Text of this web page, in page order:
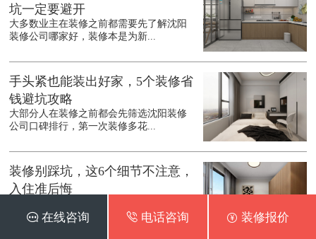
坑一定要避开
大多数业主在装修之前都需要先了解沈阳
装修公司哪家好，装修本是为新...
手头紧也能装出好家，5个装修省
钱避坑攻略
大部分人在装修之前都会先筛选沈阳装修
公司口碑排行，第一次装修多花...
装修别踩坑，这6个细节不注意，
入住准后悔
最好的是哪家，装修是件耗时耗...
 在线咨询  电话咨询  装修报价